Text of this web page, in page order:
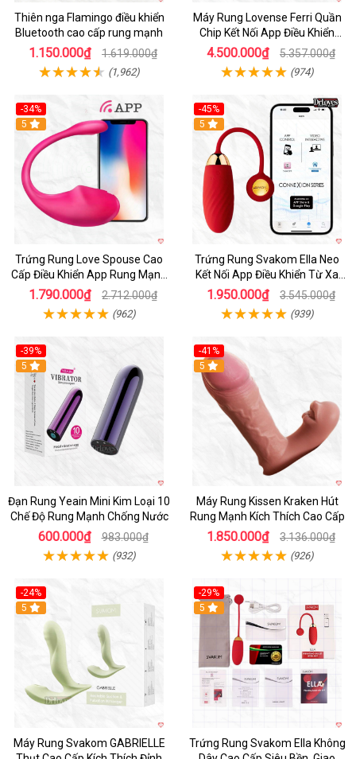
Thiên nga Flamingo điều khiển
Bluetooth cao cấp rung mạnh
1.150.000₫ 1.619.000₫
(1,962)
Máy Rung Lovense Ferri Quần
Chip Kết Nối App Điều Khiển
Thông Minh
4.500.000₫ 5.357.000₫
(974)
-34%
5
Trứng Rung Love Spouse Cao
Cấp Điều Khiển App Rung Mạnh
Đa Chế Độ
1.790.000₫ 2.712.000₫
(962)
-45%
Hot
5
Trứng Rung Svakom Ella Neo
Kết Nối App Điều Khiển Từ Xa
Cao Cấp
1.950.000₫ 3.545.000₫
(939)
-39%
Hot
5
Đạn Rung Yeain Mini Kim Loại 10
Chế Độ Rung Mạnh Chống Nước
600.000₫ 983.000₫
(932)
-41%
Hot
5
Máy Rung Kissen Kraken Hút
Rung Mạnh Kích Thích Cao Cấp
1.850.000₫ 3.136.000₫
(926)
-24%
Hot
5
Máy Rung Svakom GABRIELLE
-29%
5
Trứng Rung Svakom Ella Không